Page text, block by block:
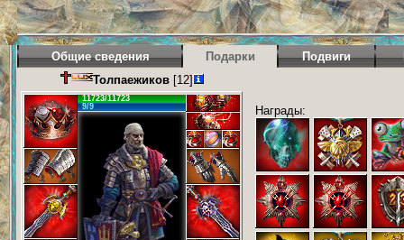
Общие сведения Подарки Подвиги
Толпаежиков[12]
11723/11723
9/9
Награды: